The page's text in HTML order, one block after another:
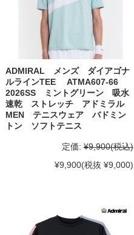
ADMIRAL メンズ ダイアゴナ
ルラインTEE ATMA607-66
2026SS ミントグリーン 吸水
速乾 ストレッチ アドミラル
MEN テニスウェア バドミン
トン ソフトテニス
定価: ¥9,900(税込)
¥9,900(税抜 ¥9,000)